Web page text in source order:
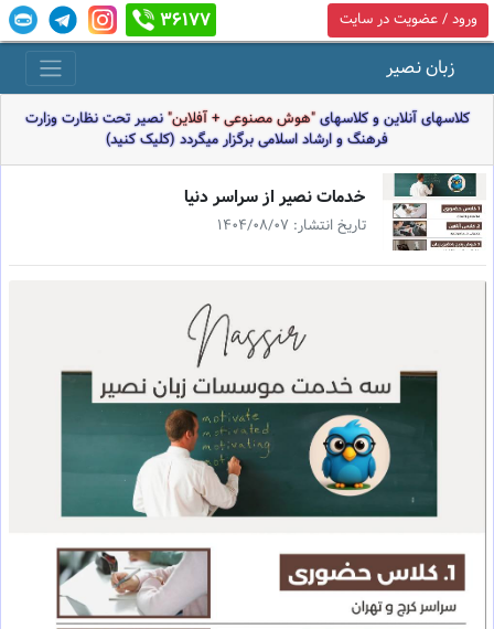
ورود / عضویت در سایت 36177
زبان نصیر
کلاسهای آنلاین و کلاسهای"هوش مصنوعی + آفلاین"نصیر تحت نظارت وزارت
فرهنگ و ارشاد اسلامی برگزار میگردد (کلیک کنید)
خدمات نصير از سراسر دنيا
تاریخ انتشار: 1404/08/07